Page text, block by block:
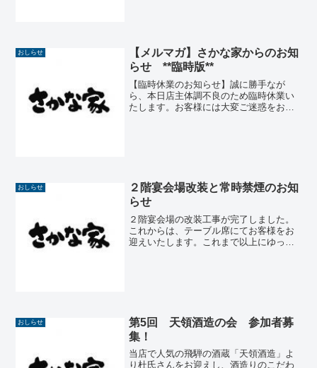
おしらせ
【メルマガ】さかな家からのお知
らせ **臨時版**
【臨時休業のお知らせ】誠に勝手なが
ら、本日店主体調不良のため臨時休業い
たします。お客様には大変ご迷惑をおか
おしらせ
２階宴会場改装と常時禁煙のお知
らせ
２階宴会場の改装工事が完了しました。
これからは、テーブル席にてお客様をお
迎えいたします。これまで以上にゆった
おしらせ
第5回 天領酒造の会 参加者募
集！
当店で人気の飛騨の酒蔵「天領酒造」よ
り杜氏さんをお迎えし、酒造りのこだわ